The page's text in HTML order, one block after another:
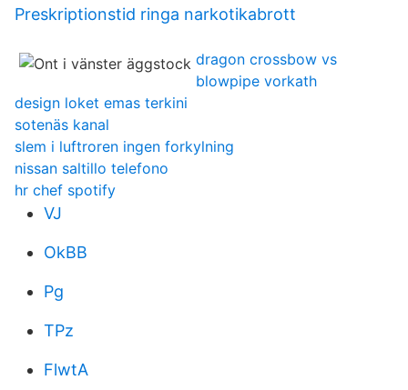
Preskriptionstid ringa narkotikabrott
dragon crossbow vs
blowpipe vorkath
design loket emas terkini
sotenäs kanal
slem i luftroren ingen forkylning
nissan saltillo telefono
hr chef spotify
VJ
OkBB
Pg
TPz
FlwtA